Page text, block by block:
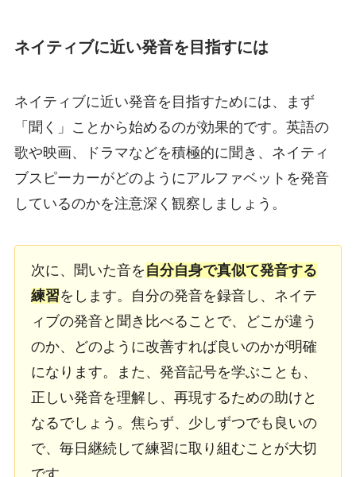
ネイティブに近い発音を目指すには
ネイティブに近い発音を目指すためには、まず
「聞く」ことから始めるのが効果的です。英語の
歌や映画、ドラマなどを積極的に聞き、ネイティ
ブスピーカーがどのようにアルファベットを発音
しているのかを注意深く観察しましょう。
次に、聞いた音を 自分自身で真似て発音する
練習をします。自分の発音を録音し、ネイテ
ィブの発音と聞き比べることで、どこが違う
のか、どのように改善すれば良いのかが明確
になります。また、発音記号を学ぶことも、
正しい発音を理解し、再現するための助けと
なるでしょう。焦らず、少しずつでも良いの
で、毎日継続して練習に取り組むことが大切
です。